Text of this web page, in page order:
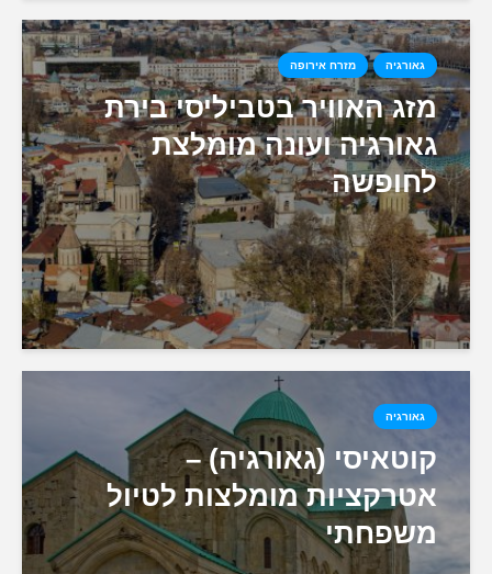
גאורגיה מזרח אירופה
מזג האוויר בטביליסי בירת
גאורגיה ועונה מומלצת
לחופשה
גאורגיה
קוטאיסי (גאורגיה) –
אטרקציות מומלצות לטיול
משפחתי